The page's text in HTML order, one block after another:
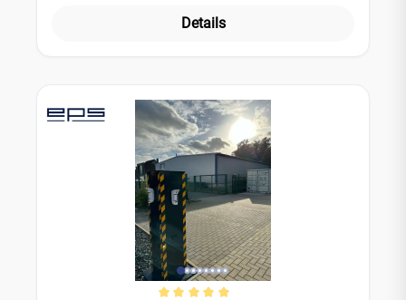
und lassen sich direkt aus KNX-Visualisierungen oder
Anlage.Leistungsmerkmale: 96 Zonen & 4 Bereiche –
Individuelle KNX-Gruppenobjekte für jede Zone und jeden
Sicherheitsbereich Bidirektionale Kommunikation –
Vollständige Arm-/Disarm-Steuerung und 7
Statusrückmeldungen pro Bereich Automatische
Szenensteuerung – KNX-Szenen (0–64) werden bei jedem
Bereichsstatuswechsel automatisch abgerufen Einfache
ETS-Konfiguration – Einheitliche Elausys-Applikation,
kompatibel mit ETS5, ETS6 und der kostenlosen ETS-
KNX-Busses vor der AlarmanlageTechnische Daten:
Kommunikation Alarmanlage: Ethernet (RJ45) |KNX-
Details